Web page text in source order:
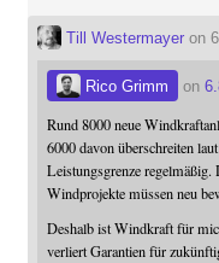
Till Westermayeron
Rico Grimm on
Rund 8000 neue
6000 davon überschreiten
Leistungsgrenze regelmäßig.
Windprojekte müssen neu
Deshalb ist Windkraft für
verliert Garantien für